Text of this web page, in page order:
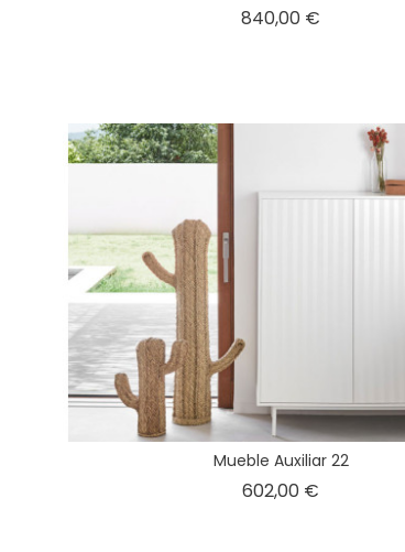
840,00 €
Mueble Auxiliar 22
602,00 €